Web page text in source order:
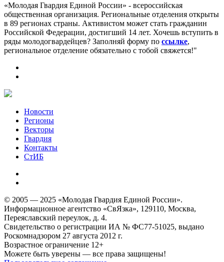
«Молодая Гвардия Единой России» - всероссийская
общественная организация. Региональные отделения открыты
в 89 регионах страны. Активистом может стать гражданин
Российской Федерации, достигший 14 лет. Хочешь вступить в
ряды молодогвардейцев? Заполняй форму по ссылке,
региональное отделение обязательно с тобой свяжется!"
Новости
Регионы
Векторы
Гвардия
Контакты
СтИБ
© 2005 — 2025 «Молодая Гвардия Единой России».
Информационное агентство «СвЯзка», 129110, Москва,
Переяславский переулок, д. 4.
Свидетельство о регистрации ИА № ФС77-51025, выдано
Роскомнадзором 27 августа 2012 г.
Возрастное ограничение 12+
Можете быть уверены — все права защищены!